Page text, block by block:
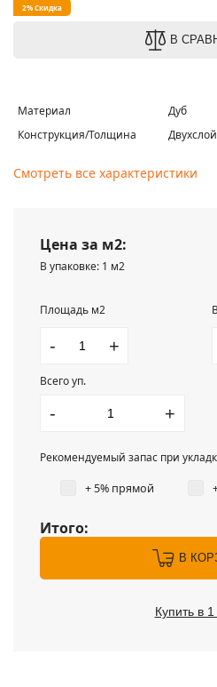
2% Скидка
В
Материал
Дуб
Конструкция/Толщина
Смотреть все характеристики
Цена за м2:
В упаковке: 1 м2
Площадь м2
- +
Всего уп.
- +
Рекомендуемый запас при
+ 5% прямой
Итого:
В
Купить в 1